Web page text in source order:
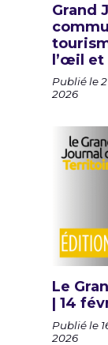
Grand
l’œil
Publié le
2026
Le
| 14
Publié le
2026